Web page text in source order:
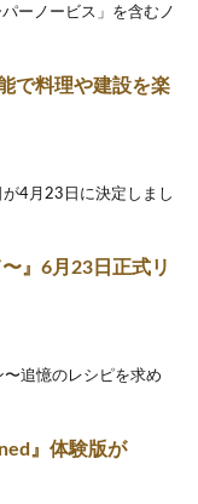
ーノービス」を含むノ
で料理や建設を楽
4月23日に決定しまし
』6月23日正式リ
追憶のレシピを求め
』体験版が